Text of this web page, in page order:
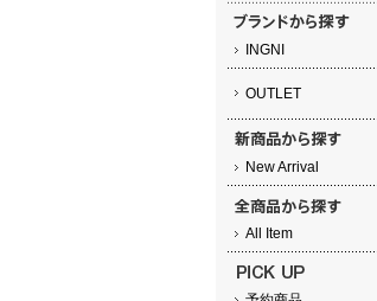
INGNI
OUTLET
New Arrival
All Item